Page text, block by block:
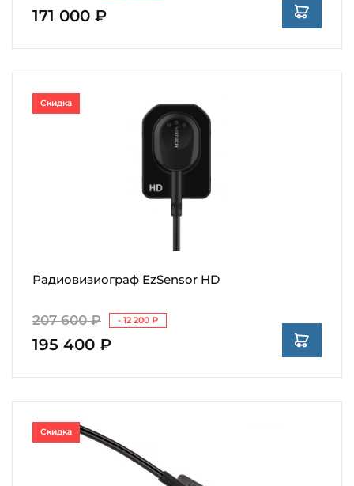
171 000 ₽
Радиовизиограф EzSensor HD
207 600 ₽ - 12 200 ₽
195 400 ₽
Скидка
Скидка